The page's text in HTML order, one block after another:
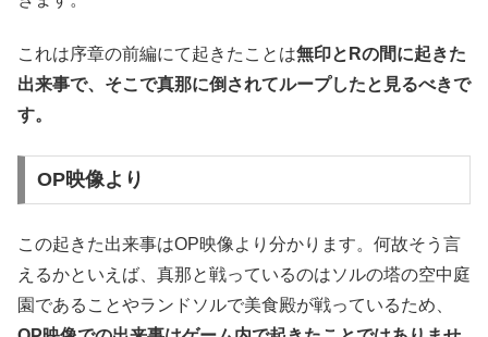
これは序章の前編にて起きたことは無印とRの間に起きた
出来事で、そこで真那に倒されてループしたと見るべきで
す。
OP映像より
この起きた出来事はOP映像より分かります。何故そう言
えるかといえば、真那と戦っているのはソルの塔の空中庭
園であることやランドソルで美食殿が戦っているため、